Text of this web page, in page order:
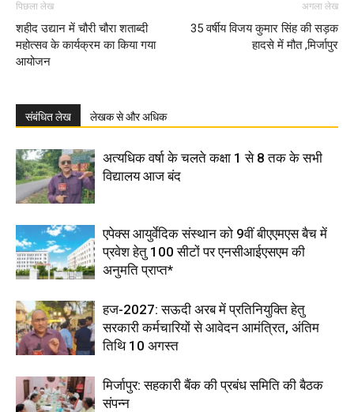
पिछला लेख
शहीद उद्यान में चौरी चौरा शताब्दी
महोत्सव के कार्यक्रम का किया गया
आयोजन
अगला लेख
35 वर्षीय विजय कुमार सिंह की सड़क
हादसे में मौत ,मिर्जापुर
संबंधित लेख लेखक से और अधिक
अत्यधिक वर्षा के चलते कक्षा 1 से 8 तक के सभी
विद्यालय आज बंद
एपेक्स आयुर्वेदिक संस्थान को 9वीं बीएएमएस बैच में
प्रवेश हेतु 100 सीटों पर एनसीआईएसएम की
अनुमति प्राप्त*
हज-2027: सऊदी अरब में प्रतिनियुक्ति हेतु
सरकारी कर्मचारियों से आवेदन आमंत्रित, अंतिम
तिथि 10 अगस्त
मिर्जापुर: सहकारी बैंक की प्रबंध समिति की बैठक
संपन्न